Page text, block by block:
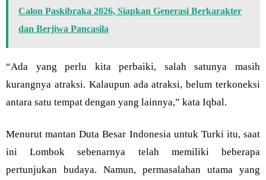
Calon Paskibraka 2026, Siapkan Generasi Berkarakter
dan Berjiwa Pancasila
“Ada yang perlu kita perbaiki, salah satunya masih
kurangnya atraksi. Kalaupun ada atraksi, belum terkoneksi
antara satu tempat dengan yang lainnya,” kata Iqbal.
Menurut mantan Duta Besar Indonesia untuk Turki itu, saat
ini Lombok sebenarnya telah memiliki beberapa
pertunjukan budaya. Namun, permasalahan utama yang